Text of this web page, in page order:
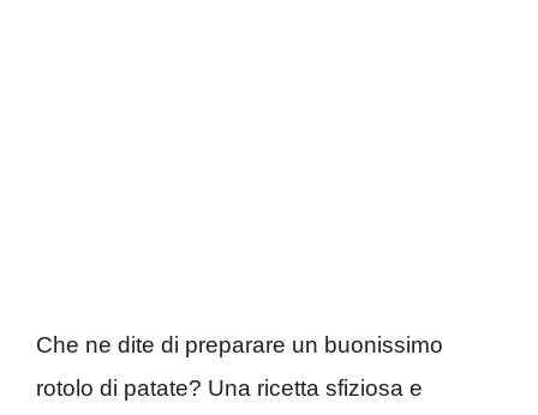
Che ne dite di preparare un buonissimo
rotolo di patate? Una ricetta sfiziosa e